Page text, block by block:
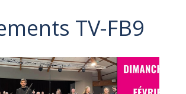
TV-FB9